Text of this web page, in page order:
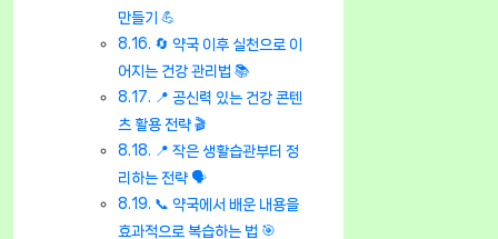
만들기 💪
🔄 약국 이후 실천으로 이
어지는 건강 관리법 📚
📍 공신력 있는 건강 콘텐
츠 활용 전략 🎬
📍 작은 생활습관부터 정
리하는 전략 🗣️
📞 약국에서 배운 내용을
효과적으로 복습하는 법 🎯